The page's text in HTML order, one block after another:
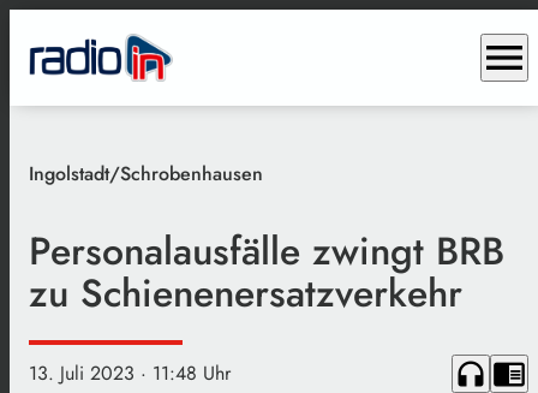
menu
Ingolstadt/Schrobenhausen
Personalausfälle zwingt BRB
zu Schienenersatzverkehr
13. Juli 2023 · 11:48 Uhr headphones chrome_reader_mode